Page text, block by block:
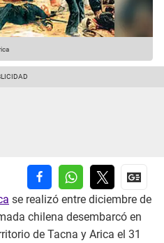
se realizó entre diciembre de
chilena desembarcó en
de Tacna y Arica el 31